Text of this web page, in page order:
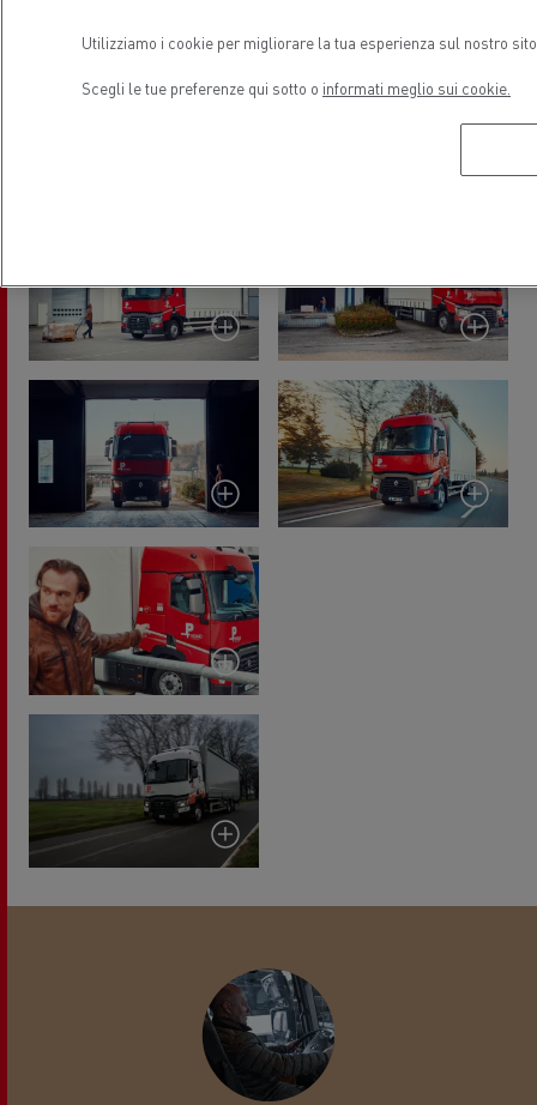
RENAULT TRUCKS T P-
ROAD
Utilizziamo i cookie per migliorare la tua esperienza sul nostro
Scegli le tue preferenze qui sotto o informati meglio sui cookie.